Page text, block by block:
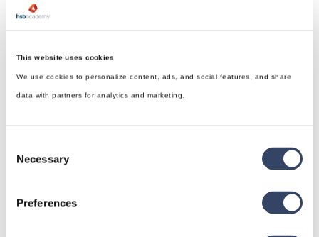
This website uses cookies
We use cookies to personalize content, ads, and social features, and share
data with partners for analytics and marketing.
Selection
Necessary
Preferences